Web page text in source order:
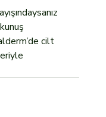
cilt